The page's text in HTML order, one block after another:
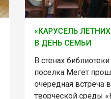
«КАРУСЕЛЬ ЛЕТНИХ
В ДЕНЬ СЕМЬИ
В стенах
поселка Мегет
очередная встреча
творческой среды